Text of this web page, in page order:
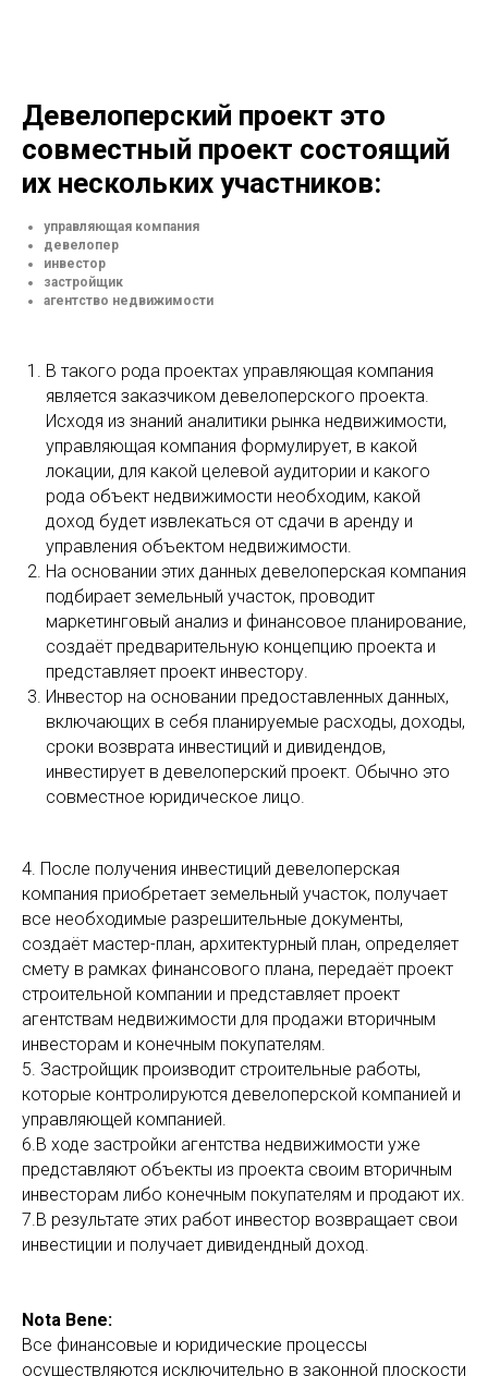
Девелоперский проект это
совместный проект состоящий
их нескольких участников:
управляющая компания
девелопер
инвестор
застройщик
агентство недвижимости
В такого рода проектах управляющая компания
является заказчиком девелоперского проекта.
Исходя из знаний аналитики рынка недвижимости,
управляющая компания формулирует, в какой
локации, для какой целевой аудитории и какого
рода объект недвижимости необходим, какой
доход будет извлекаться от сдачи в аренду и
управления объектом недвижимости.
На основании этих данных девелоперская компания
подбирает земельный участок, проводит
маркетинговый анализ и финансовое планирование,
создаёт предварительную концепцию проекта и
представляет проект инвестору.
Инвестор на основании предоставленных данных,
включающих в себя планируемые расходы, доходы,
сроки возврата инвестиций и дивидендов,
инвестирует в девелоперский проект. Обычно это
совместное юридическое лицо.
4. После получения инвестиций девелоперская
компания приобретает земельный участок, получает
все необходимые разрешительные документы,
создаёт мастер-план, архитектурный план, определяет
смету в рамках финансового плана, передаёт проект
строительной компании и представляет проект
агентствам недвижимости для продажи вторичным
инвесторам и конечным покупателям.
5. Застройщик производит строительные работы,
которые контролируются девелоперской компанией и
управляющей компанией.
6.В ходе застройки агентства недвижимости уже
представляют объекты из проекта своим вторичным
инвесторам либо конечным покупателям и продают их.
7.В результате этих работ инвестор возвращает свои
инвестиции и получает дивидендный доход.
Nota Bene:
Все финансовые и юридические процессы
осуществляются исключительно в законной плоскости